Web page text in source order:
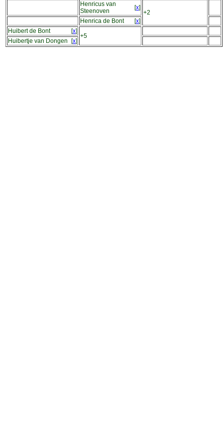
Henricus van
Steenoven
[x]
+2
Henrica de Bont
[x]
Huibert de Bont
[x]
+5
Huibertje van Dongen [x]